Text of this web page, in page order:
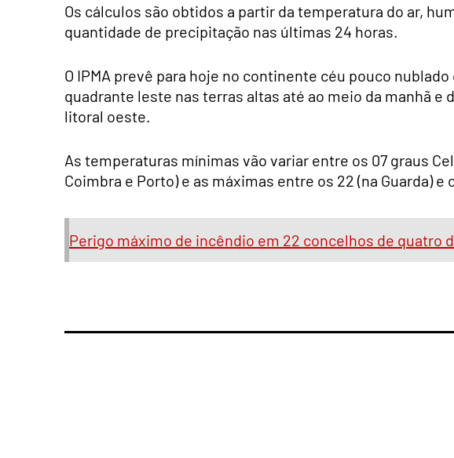
Os cálculos são obtidos a partir da temperatura do ar,
quantidade de precipitação nas últimas 24 horas.
O IPMA prevê para hoje no continente céu pouco
quadrante leste nas terras altas até ao meio da manhã e
litoral oeste.
As temperaturas mínimas vão variar entre os 07 graus
Coimbra e Porto) e as máximas entre os 22 (na Guarda) e
Perigo máximo de incêndio em 22 concelhos de quatro